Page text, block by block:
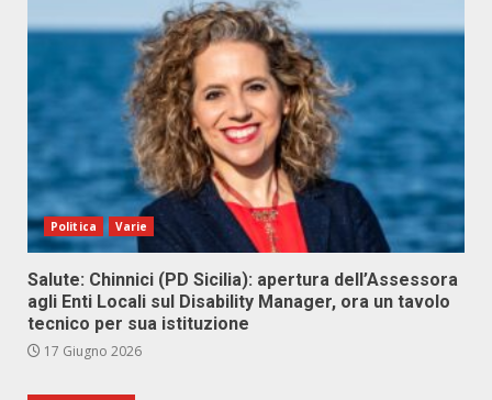
Politica Varie
Salute: Chinnici (PD Sicilia): apertura dell’Assessora
agli Enti Locali sul Disability Manager, ora un tavolo
tecnico per sua istituzione
17 Giugno 2026